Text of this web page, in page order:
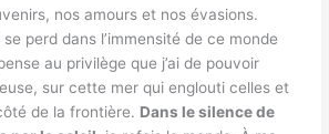
nos amours et nos évasions.
perd dans l’immensité de ce monde
au privilège que j’ai de pouvoir
sur cette mer qui englouti celles et
de la frontière. Dans le silence de